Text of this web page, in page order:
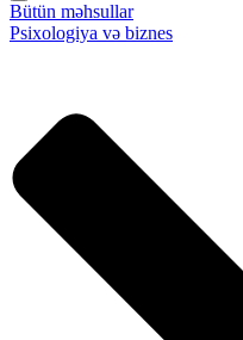
Bütün məhsullar
Psixologiya və biznes